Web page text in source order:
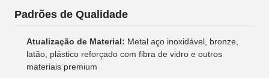
Padrões de Qualidade
Atualização de Material: Metal aço inoxidável, bronze,
latão, plástico reforçado com fibra de vidro e outros
materiais premium